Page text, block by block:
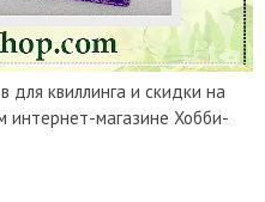
для квиллинга и скидки на
интернет-магазине Хобби-